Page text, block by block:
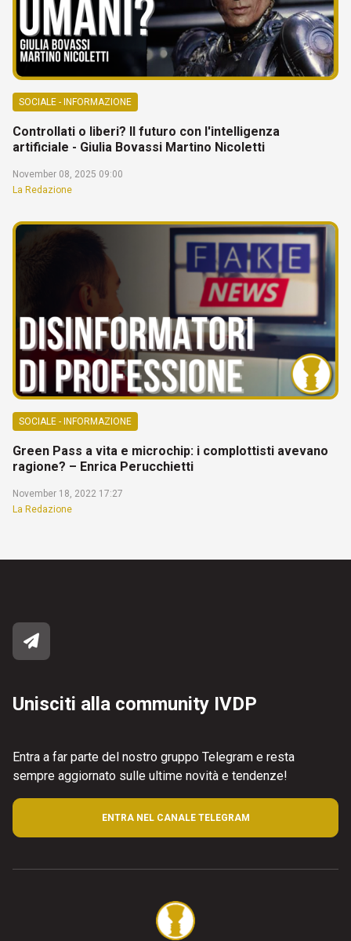
SOCIALE - INFORMAZIONE
Controllati o liberi? Il futuro con l'intelligenza
artificiale - Giulia Bovassi Martino Nicoletti
November 08, 2025 09:00
La Redazione
SOCIALE - INFORMAZIONE
Green Pass a vita e microchip: i complottisti avevano
ragione? – Enrica Perucchietti
November 18, 2022 17:27
La Redazione
Unisciti alla community IVDP
Entra a far parte del nostro gruppo Telegram e resta
sempre aggiornato sulle ultime novità e tendenze!
ENTRA NEL CANALE TELEGRAM